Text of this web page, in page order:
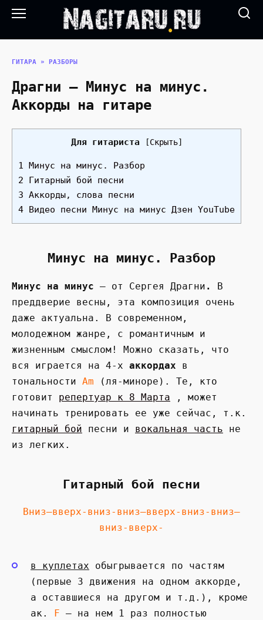
Перейти
ГИТАРА » РАЗБОРЫ
Драгни — Минус на минус.
Аккорды на гитаре
Для гитариста [Скрыть]
1 Минус на минус. Разбор
2 Гитарный бой песни
3 Аккорды, слова песни
4 Видео песни Минус на минус Дзен YouTube
Минус на минус. Разбор
Минус на минус — от Сергея Драгни .
В
преддверие весны, эта композиция очень
даже актуальна. В современном,
молодежном жанре, с романтичным и
жизненным смыслом! Можно сказать, что
вся играется на 4-х аккордах в
тональности Am (ля-миноре). Те, кто
готовит репертуар к 8 Марта , может
начинать тренировать ее уже сейчас, т.к.
гитарный бой песни и вокальная часть не
из легких.
Гитарный бой песни
Вниз—вверх-вниз-вниз—вверх-вниз-вниз—
вниз-вверх-
в куплетах обыгрывается по частям
(первые 3 движения на одном аккорде,
а оставшиеся на другом и т.д.), кроме
ак. F — на нем 1 раз полностью